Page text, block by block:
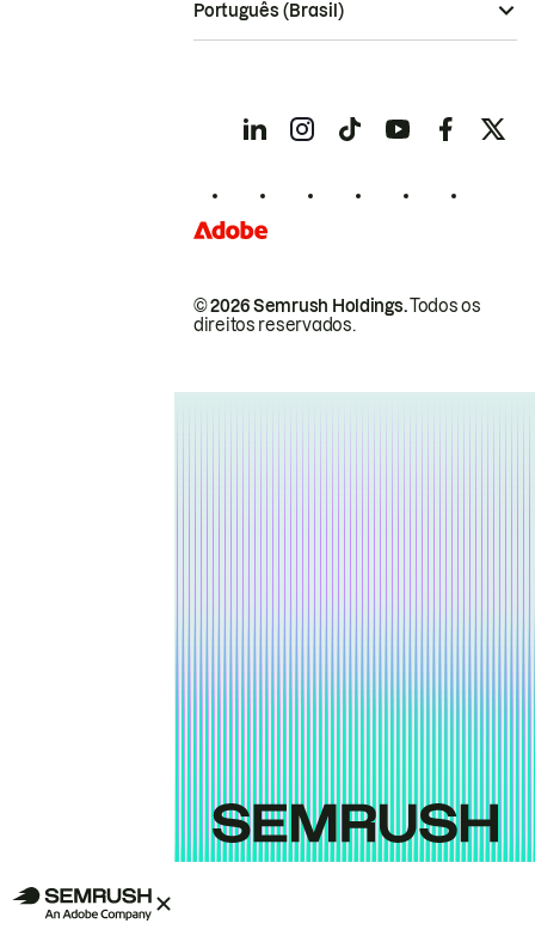
© 2026 Semrush Holdings.Todos os
direitos reservados.
Português (Brasil)